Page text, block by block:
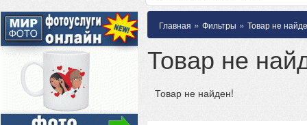
Главная » Фильтры » Товар не
Товар не
Товар не найден!